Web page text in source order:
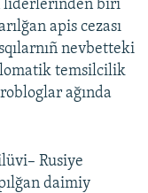
liderlerinden biri
apis cezası
nevbetteki
temsilcilik
ağında
Rusiye
daimiy